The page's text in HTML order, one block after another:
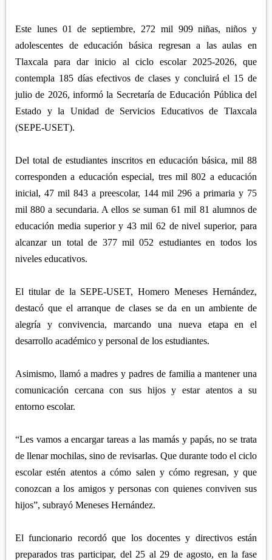
TERRENATE
CONTLA
PANOTLA
ZACATELCO
REGIÓN PONIENTE
HUEYOTLIPAN
NANACAMILPA
SANCTÓRUM
Este lunes 01 de septiembre, 272 mil 909 niñas, niños y
adolescentes de educación básica regresan a las aulas en
Tlaxcala para dar inicio al ciclo escolar 2025-2026, que
contempla 185 días efectivos de clases y concluirá el 15 de
julio de 2026, informó la Secretaría de Educación Pública del
Estado y la Unidad de Servicios Educativos de Tlaxcala
(SEPE-USET).
Del total de estudiantes inscritos en educación básica, mil 88
corresponden a educación especial, tres mil 802 a educación
inicial, 47 mil 843 a preescolar, 144 mil 296 a primaria y 75
mil 880 a secundaria. A ellos se suman 61 mil 81 alumnos de
educación media superior y 43 mil 62 de nivel superior, para
alcanzar un total de 377 mil 052 estudiantes en todos los
niveles educativos.
El titular de la SEPE-USET, Homero Meneses Hernández,
destacó que el arranque de clases se da en un ambiente de
alegría y convivencia, marcando una nueva etapa en el
desarrollo académico y personal de los estudiantes.
Asimismo, llamó a madres y padres de familia a mantener una
comunicación cercana con sus hijos y estar atentos a su
entorno escolar.
“Les vamos a encargar tareas a las mamás y papás, no se trata
de llenar mochilas, sino de revisarlas. Que durante todo el ciclo
escolar estén atentos a cómo salen y cómo regresan, y que
conozcan a los amigos y personas con quienes conviven sus
hijos”, subrayó Meneses Hernández.
El funcionario recordó que los docentes y directivos están
preparados tras participar, del 25 al 29 de agosto, en la fase